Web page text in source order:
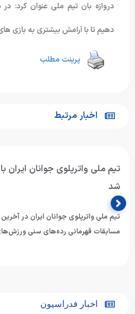
دروازه بان تیم ملی عنوان کرد:
دهیم تا با آرامش بیشتری به بازی
پرینت مطلب
اخبار مرتبط
تیم ملی واترپلوی جوانان ایران
شد
تیم ملی واترپلوی جوانان ایران در
مسابقات قهرمانی رده‌های سنی
اخبار فدراسیون